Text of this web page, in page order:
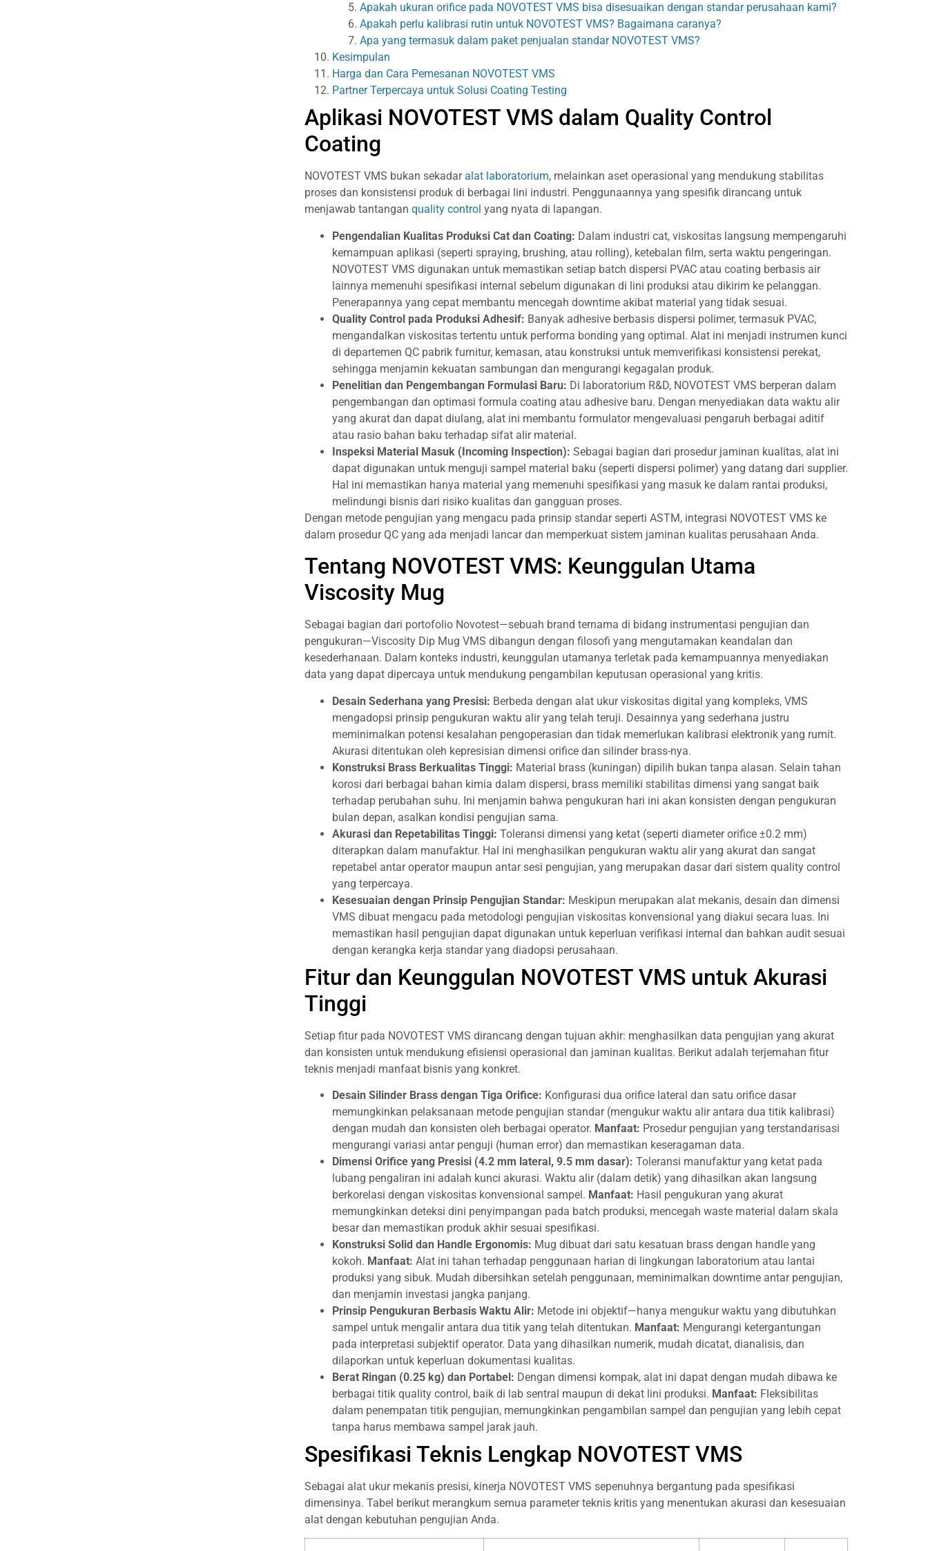
Apakah ukuran orifice pada NOVOTEST VMS bisa disesuaikan dengan standar perusahaan kami?
Apakah perlu kalibrasi rutin untuk NOVOTEST VMS? Bagaimana caranya?
Apa yang termasuk dalam paket penjualan standar NOVOTEST VMS?
Kesimpulan
Harga dan Cara Pemesanan NOVOTEST VMS
Partner Terpercaya untuk Solusi Coating Testing
Aplikasi NOVOTEST VMS dalam Quality Control
Coating
NOVOTEST VMS bukan sekadaralat laboratorium, melainkan aset operasional yang mendukung stabilitas
proses dan konsistensi produk di berbagai lini industri. Penggunaannya yang spesifik dirancang untuk
menjawab tantangan quality control yang nyata di lapangan.
Pengendalian Kualitas Produksi Cat dan Coating: Dalam industri cat, viskositas langsung mempengaruhi
kemampuan aplikasi (seperti spraying, brushing, atau rolling), ketebalan film, serta waktu pengeringan.
NOVOTEST VMS digunakan untuk memastikan setiap batch dispersi PVAC atau coating berbasis air
lainnya memenuhi spesifikasi internal sebelum digunakan di lini produksi atau dikirim ke pelanggan.
Penerapannya yang cepat membantu mencegah downtime akibat material yang tidak sesuai.
Quality Control pada Produksi Adhesif: Banyak adhesive berbasis dispersi polimer, termasuk PVAC,
mengandalkan viskositas tertentu untuk performa bonding yang optimal. Alat ini menjadi instrumen kunci
di departemen QC pabrik furnitur, kemasan, atau konstruksi untuk memverifikasi konsistensi perekat,
sehingga menjamin kekuatan sambungan dan mengurangi kegagalan produk.
Penelitian dan Pengembangan Formulasi Baru: Di laboratorium R&D, NOVOTEST VMS berperan dalam
pengembangan dan optimasi formula coating atau adhesive baru. Dengan menyediakan data waktu alir
yang akurat dan dapat diulang, alat ini membantu formulator mengevaluasi pengaruh berbagai aditif
atau rasio bahan baku terhadap sifat alir material.
Inspeksi Material Masuk (Incoming Inspection): Sebagai bagian dari prosedur jaminan kualitas, alat ini
dapat digunakan untuk menguji sampel material baku (seperti dispersi polimer) yang datang dari supplier.
Hal ini memastikan hanya material yang memenuhi spesifikasi yang masuk ke dalam rantai produksi,
melindungi bisnis dari risiko kualitas dan gangguan proses.
Dengan metode pengujian yang mengacu pada prinsip standar seperti ASTM, integrasi NOVOTEST VMS ke
dalam prosedur QC yang ada menjadi lancar dan memperkuat sistem jaminan kualitas perusahaan Anda.
Tentang NOVOTEST VMS: Keunggulan Utama
Viscosity Mug
Sebagai bagian dari portofolio Novotest—sebuah brand ternama di bidang instrumentasi pengujian dan
pengukuran—Viscosity Dip Mug VMS dibangun dengan filosofi yang mengutamakan keandalan dan
kesederhanaan. Dalam konteks industri, keunggulan utamanya terletak pada kemampuannya menyediakan
data yang dapat dipercaya untuk mendukung pengambilan keputusan operasional yang kritis.
Desain Sederhana yang Presisi: Berbeda dengan alat ukur viskositas digital yang kompleks, VMS
mengadopsi prinsip pengukuran waktu alir yang telah teruji. Desainnya yang sederhana justru
meminimalkan potensi kesalahan pengoperasian dan tidak memerlukan kalibrasi elektronik yang rumit.
Akurasi ditentukan oleh kepresisian dimensi orifice dan silinder brass-nya.
Konstruksi Brass Berkualitas Tinggi: Material brass (kuningan) dipilih bukan tanpa alasan. Selain tahan
korosi dari berbagai bahan kimia dalam dispersi, brass memiliki stabilitas dimensi yang sangat baik
terhadap perubahan suhu. Ini menjamin bahwa pengukuran hari ini akan konsisten dengan pengukuran
bulan depan, asalkan kondisi pengujian sama.
Akurasi dan Repetabilitas Tinggi: Toleransi dimensi yang ketat (seperti diameter orifice ±0.2 mm)
diterapkan dalam manufaktur. Hal ini menghasilkan pengukuran waktu alir yang akurat dan sangat
repetabel antar operator maupun antar sesi pengujian, yang merupakan dasar dari sistem quality control
yang terpercaya.
Kesesuaian dengan Prinsip Pengujian Standar: Meskipun merupakan alat mekanis, desain dan dimensi
VMS dibuat mengacu pada metodologi pengujian viskositas konvensional yang diakui secara luas. Ini
memastikan hasil pengujian dapat digunakan untuk keperluan verifikasi internal dan bahkan audit sesuai
dengan kerangka kerja standar yang diadopsi perusahaan.
Fitur dan Keunggulan NOVOTEST VMS untuk Akurasi
Tinggi
Setiap fitur pada NOVOTEST VMS dirancang dengan tujuan akhir: menghasilkan data pengujian yang akurat
dan konsisten untuk mendukung efisiensi operasional dan jaminan kualitas. Berikut adalah terjemahan fitur
teknis menjadi manfaat bisnis yang konkret.
Desain Silinder Brass dengan Tiga Orifice: Konfigurasi dua orifice lateral dan satu orifice dasar
memungkinkan pelaksanaan metode pengujian standar (mengukur waktu alir antara dua titik kalibrasi)
dengan mudah dan konsisten oleh berbagai operator. Manfaat: Prosedur pengujian yang terstandarisasi
mengurangi variasi antar penguji (human error) dan memastikan keseragaman data.
Dimensi Orifice yang Presisi (4.2 mm lateral, 9.5 mm dasar): Toleransi manufaktur yang ketat pada
lubang pengaliran ini adalah kunci akurasi. Waktu alir (dalam detik) yang dihasilkan akan langsung
berkorelasi dengan viskositas konvensional sampel. Manfaat: Hasil pengukuran yang akurat
memungkinkan deteksi dini penyimpangan pada batch produksi, mencegah waste material dalam skala
besar dan memastikan produk akhir sesuai spesifikasi.
Konstruksi Solid dan Handle Ergonomis: Mug dibuat dari satu kesatuan brass dengan handle yang
kokoh. Manfaat: Alat ini tahan terhadap penggunaan harian di lingkungan laboratorium atau lantai
produksi yang sibuk. Mudah dibersihkan setelah penggunaan, meminimalkan downtime antar pengujian,
dan menjamin investasi jangka panjang.
Prinsip Pengukuran Berbasis Waktu Alir: Metode ini objektif—hanya mengukur waktu yang dibutuhkan
sampel untuk mengalir antara dua titik yang telah ditentukan. Manfaat: Mengurangi ketergantungan
pada interpretasi subjektif operator. Data yang dihasilkan numerik, mudah dicatat, dianalisis, dan
dilaporkan untuk keperluan dokumentasi kualitas.
Berat Ringan (0.25 kg) dan Portabel: Dengan dimensi kompak, alat ini dapat dengan mudah dibawa ke
berbagai titik quality control, baik di lab sentral maupun di dekat lini produksi. Manfaat: Fleksibilitas
dalam penempatan titik pengujian, memungkinkan pengambilan sampel dan pengujian yang lebih cepat
tanpa harus membawa sampel jarak jauh.
Spesifikasi Teknis Lengkap NOVOTEST VMS
Sebagai alat ukur mekanis presisi, kinerja NOVOTEST VMS sepenuhnya bergantung pada spesifikasi
dimensinya. Tabel berikut merangkum semua parameter teknis kritis yang menentukan akurasi dan kesesuaian
alat dengan kebutuhan pengujian Anda.